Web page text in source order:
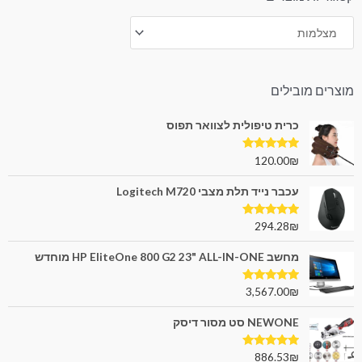
מוצרים מובילים
כרית טיפולית לצוואר תפוס
דורג5.00
120.00₪
עכבר נייד תלת מצבי Logitech M720
דורג 5.00
294.28₪
מחשב HP EliteOne 800 G2 23" ALL-IN-ONE מוחדש
דורג5.00
3,567.00₪
NEWONE סט מסור דיסק
דורג 5.00
886.53₪